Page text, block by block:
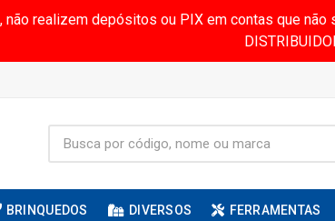
não realizem depósitos ou PIX em contas que
BRINQUEDOS DIVERSOS FERRAMENTAS